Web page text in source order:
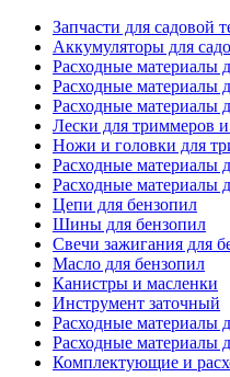
Запчасти для садовой
Аккумуляторы для
Расходные материалы
Расходные материалы
Расходные материалы
Лески для триммеров и
Ножи и головки для
Расходные материалы
Расходные материалы
Цепи для бензопил
Шины для бензопил
Свечи зажигания для
Масло для бензопил
Канистры и масленки
Инструмент заточный
Расходные материалы
Расходные материалы
Комплектующие и